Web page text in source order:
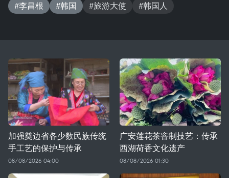
#李昌根 #韩国 #旅游大使 #韩国人
加强奠边省各少数民族传统
手工艺的保护与传承
08/08/2026 04:00
广安莲花茶窨制技艺：传承
西湖荷香文化遗产
08/08/2026 01:30